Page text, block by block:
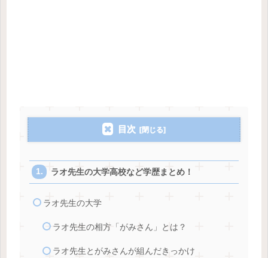
目次
ラオ先生の大学高校など学歴まとめ！
ラオ先生の大学
ラオ先生の相方「がみさん」とは？
ラオ先生とがみさんが組んだきっかけ